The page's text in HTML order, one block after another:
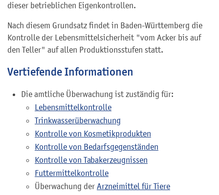
dieser betrieblichen Eigenkontrollen.
Nach diesem Grundsatz findet in Baden-Württemberg die
Kontrolle der Lebensmittelsicherheit "vom Acker bis auf
den Teller" auf allen Produktionsstufen statt.
Vertiefende Informationen
Die amtliche Überwachung ist zuständig für:
Lebensmittelkontrolle
Trinkwasserüberwachung
Kontrolle von Kosmetikprodukten
Kontrolle von Bedarfsgegenständen
Kontrolle von Tabakerzeugnissen
Futtermittelkontrolle
Überwachung der Arzneimittel für Tiere